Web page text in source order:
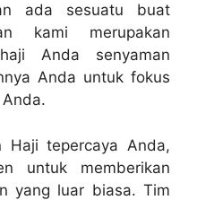
ada sesuatu buat
kami merupakan
Anda senyaman
Anda untuk fokus
Haji tepercaya Anda,
untuk memberikan
yang luar biasa. Tim